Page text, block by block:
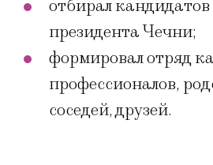
отбирал кандидатов
президента Чечни;
формировал отряд
профессионалов,
соседей, друзей.